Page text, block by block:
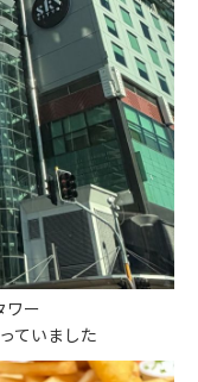
ワー
ていました